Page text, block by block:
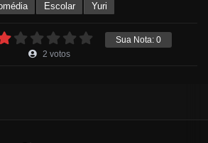
Escolar Yuri
Sua Nota: 0
2 votos